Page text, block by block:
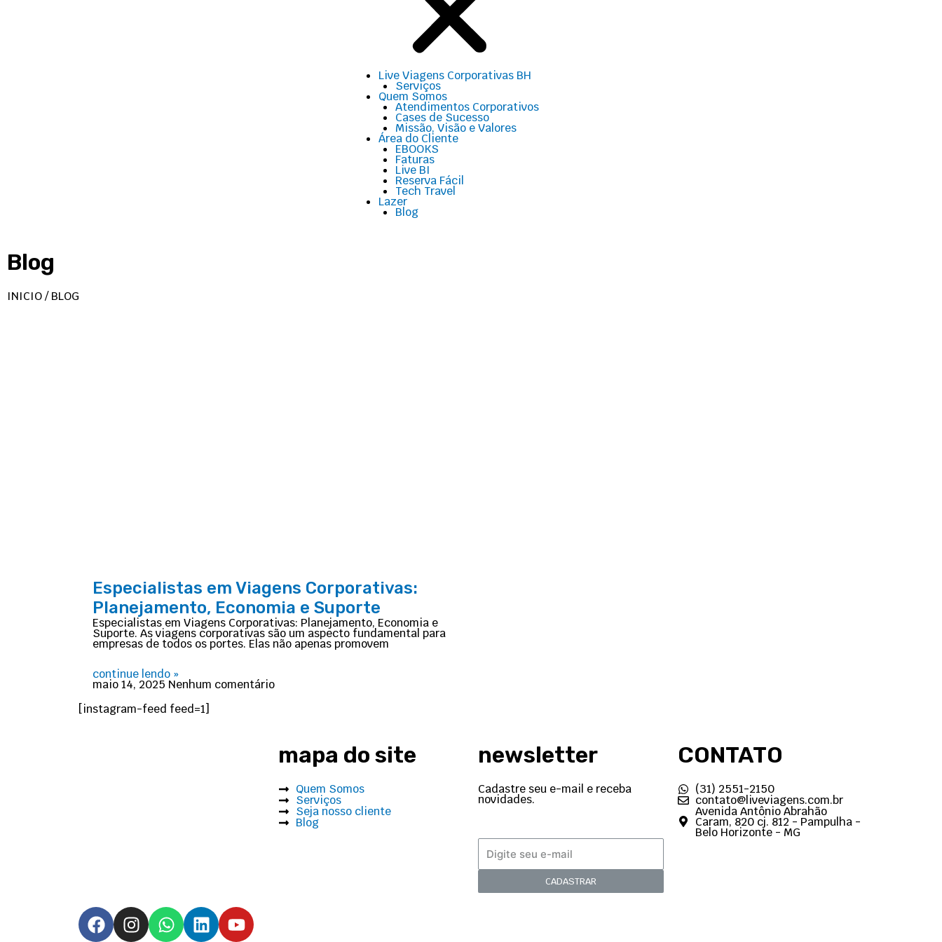
Live Viagens Corporativas BH
Serviços
Quem Somos
Atendimentos Corporativos
Cases de Sucesso
Missão, Visão e Valores
Área do Cliente
EBOOKS
Faturas
Live BI
Reserva Fácil
Tech Travel
Lazer
Blog
Blog
INICIO / BLOG
Especialistas em Viagens Corporativas:
Planejamento, Economia e Suporte
Especialistas em Viagens Corporativas: Planejamento, Economia e
Suporte. As viagens corporativas são um aspecto fundamental para
empresas de todos os portes. Elas não apenas promovem
continue lendo »
maio 14, 2025 Nenhum comentário
[instagram-feed feed=1]
mapa do site
Quem Somos
Serviços
Seja nosso cliente
Blog
newsletter
Cadastre seu e-mail e receba
novidades.
CADASTRAR
CONTATO
(31) 2551-2150
contato@liveviagens.com.br
Avenida Antônio Abrahão
Caram, 820 cj. 812 - Pampulha -
Belo Horizonte - MG
F
a
I
n
W
h
L
i
Y
o